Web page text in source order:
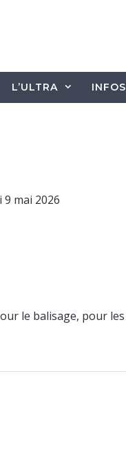
L’ULTRA
mai 2026
le balisage, pour